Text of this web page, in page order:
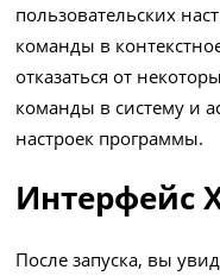
пользовательских
команды в
отказаться от
команды в систему и
настроек программы.
Интерфейс
После запуска, вы